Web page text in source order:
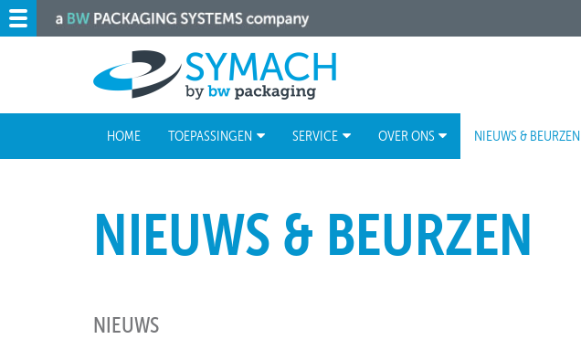
HOME TOEPASSINGEN SERVICE OVER ONS NIEUWS & BEURZEN
NIEUWS & BEURZEN
NIEUWS